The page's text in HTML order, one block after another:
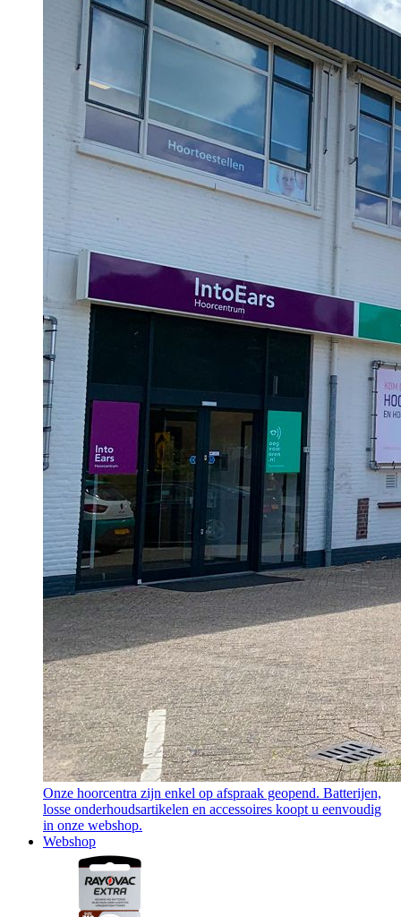
Onze hoorcentra zijn enkel op afspraak geopend. Batterijen,
losse onderhoudsartikelen en accessoires koopt u eenvoudig
in onze webshop.
Webshop